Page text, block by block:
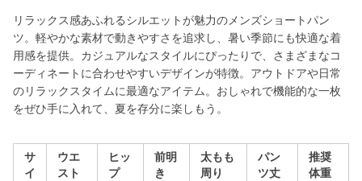
リラックス感あふれるシルエットが魅力のメンズショートパン
ツ。軽やかな素材で動きやすさを追求し、暑い季節にも快適な着
用感を提供。カジュアルなスタイルにぴったりで、さまざまなコ
ーディネートに合わせやすいデザインが特徴。アウトドアや日常
のリラックスタイムに最適なアイテム。おしゃれで機能的な一枚
をぜひ手に入れて、夏を存分に楽しもう。
サ
イ
ウエ
スト
ヒッ
プ
前明
き
太もも
周り
パン
ツ丈
推奨
体重